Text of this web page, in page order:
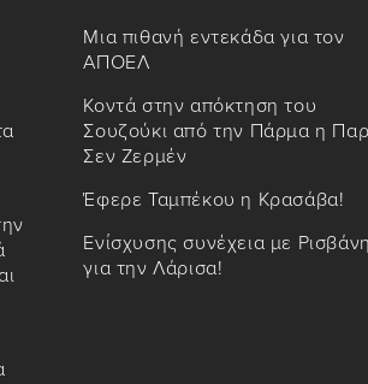
Μια πιθανή εντεκάδα για τον
ΑΠΟΕΛ
Κοντά στην απόκτηση του
Σουζούκι από την Πάρμα η
Σεν Ζερμέν
Έφερε Ταμπέκου η Κρασάβα!
Ενίσχυσης συνέχεια με Ρισβάνη
για την Λάρισα!